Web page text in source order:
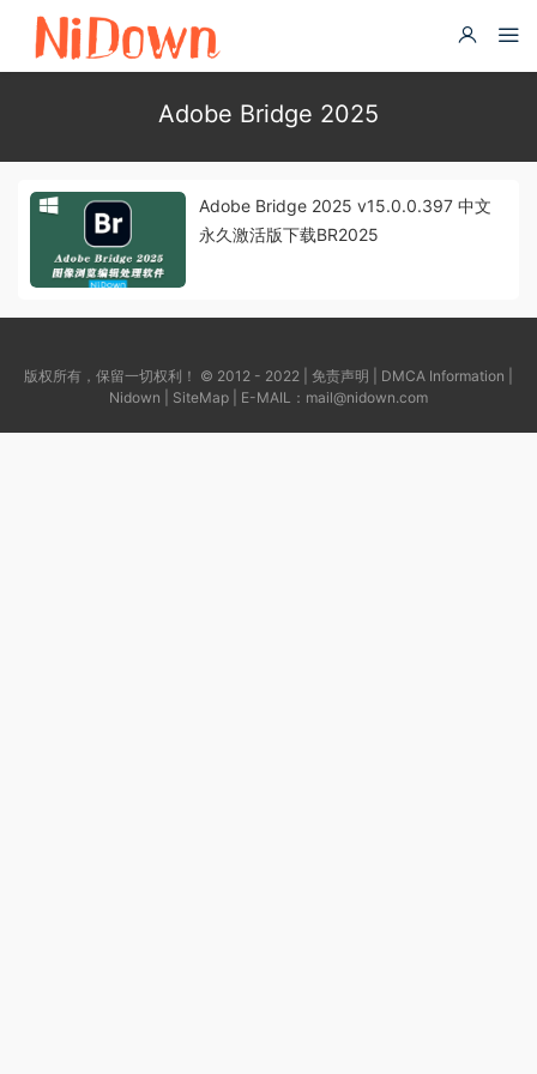
Adobe Bridge 2025
Adobe Bridge 2025 v15.0.0.397 中文
永久激活版下载BR2025
版权所有，保留一切权利！ © 2012 - 2022 | 免责声明 DMCA Information
Nidown
SiteMap | E-MAIL： mail@nidown.com